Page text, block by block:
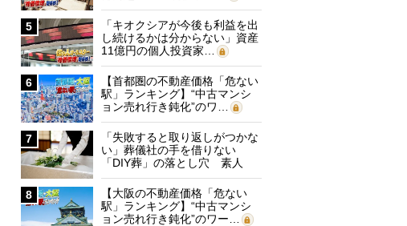
5
「キオクシアが今後も利益を出
し続けるかは分からない」資産
11億円の個人投資家…
6
【首都圏の不動産価格「危ない
駅」ランキング】“中古マンシ
ョン売れ行き鈍化”のワ…
7
「失敗すると取り返しがつかな
い」葬儀社の手を借りない
「DIY葬」の落とし穴 素人
に…
8
【大阪の不動産価格「危ない
駅」ランキング】“中古マンシ
ョン売れ行き鈍化”のワー…